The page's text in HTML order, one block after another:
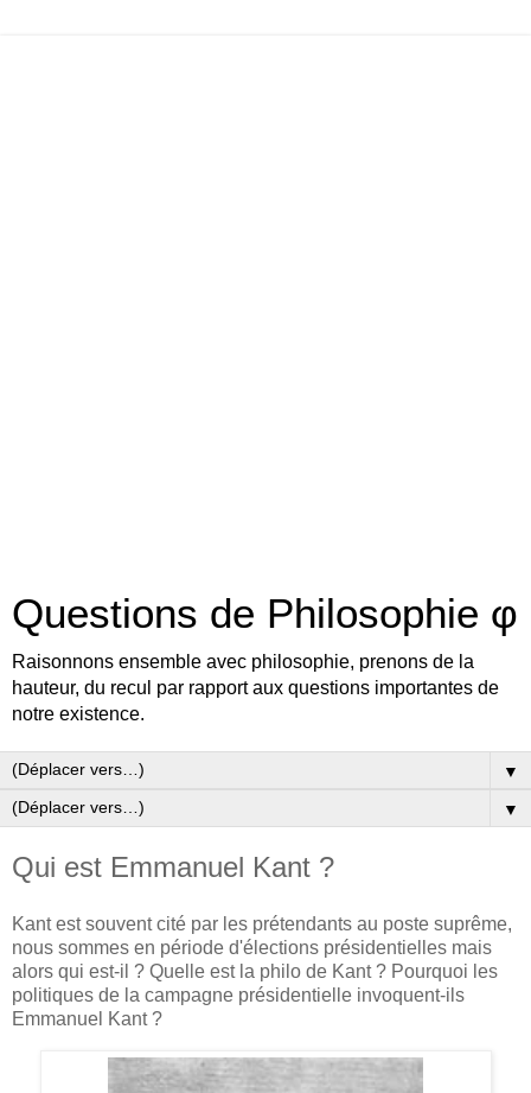
Questions de Philosophie φ
Raisonnons ensemble avec philosophie, prenons de la
hauteur, du recul par rapport aux questions importantes de
notre existence.
▼
▼
Qui est Emmanuel Kant ?
Kant est souvent cité par les prétendants au poste suprême,
nous sommes en période d'élections présidentielles mais
alors qui est-il ? Quelle est la philo de Kant ? Pourquoi les
politiques de la campagne présidentielle invoquent-ils
Emmanuel Kant ?